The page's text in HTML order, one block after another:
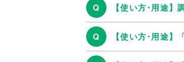
Q 【使い方･用途】
Q 【使い方･用途】